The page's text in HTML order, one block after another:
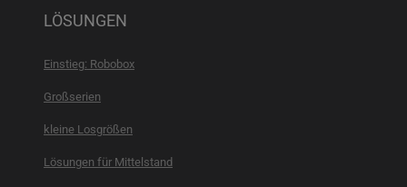
LÖSUNGEN
Einstieg: Robobox
Großserien
kleine Losgrößen
Lösungen für Mittelstand